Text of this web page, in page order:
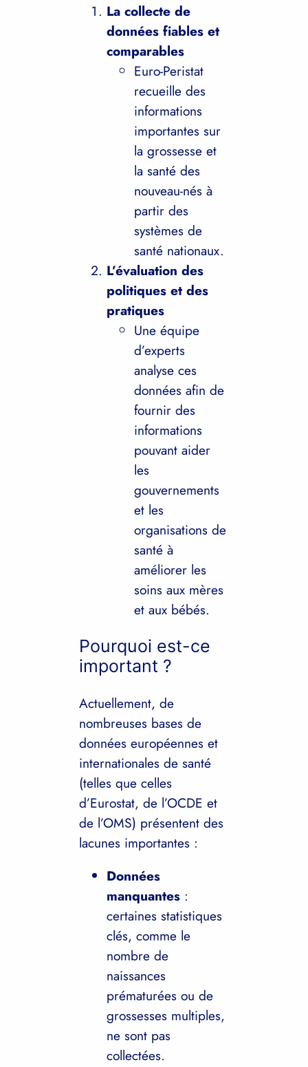
La collecte de
données fiables et
comparables
Euro-Peristat
recueille des
informations
importantes sur
la grossesse et
la santé des
nouveau-nés à
partir des
systèmes de
santé nationaux.
L’évaluation des
politiques et des
pratiques
Une équipe
d’experts
analyse ces
données afin de
fournir des
informations
pouvant aider
les
gouvernements
et les
organisations de
santé à
améliorer les
soins aux mères
et aux bébés.
Pourquoi est-ce
important ?
Actuellement, de
nombreuses bases de
données européennes et
internationales de santé
(telles que celles
d’Eurostat, de l’OCDE et
de l’OMS) présentent des
lacunes importantes :
Données
manquantes :
certaines statistiques
clés, comme le
nombre de
naissances
prématurées ou de
grossesses multiples,
ne sont pas
collectées.